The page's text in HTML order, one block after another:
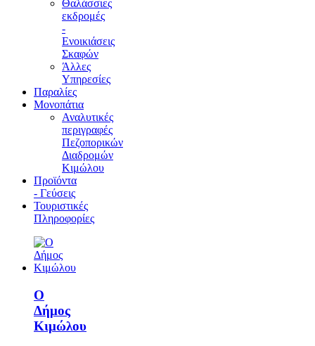
Θαλάσσιες
εκδρομές
-
Ενοικιάσεις
Σκαφών
Άλλες
Υπηρεσίες
Παραλίες
Μονοπάτια
Αναλυτικές
περιγραφές
Πεζοπορικών
Διαδρομών
Κιμώλου
Προϊόντα
- Γεύσεις
Τουριστικές
Πληροφορίες
Ο
Δήμος
Κιμώλου